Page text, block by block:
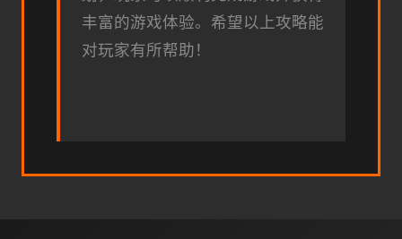
丰富的游戏体验。希望以上攻略能
对玩家有所帮助！